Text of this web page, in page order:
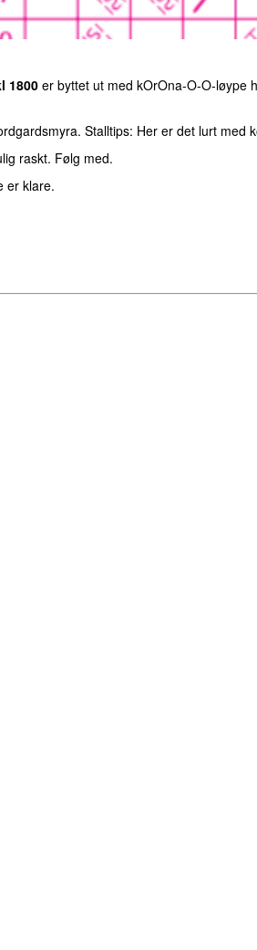
1800 er byttet ut med kOrOna-O-O-løype
Stalltips: Her er det lurt med
raskt. Følg med.
er klare.